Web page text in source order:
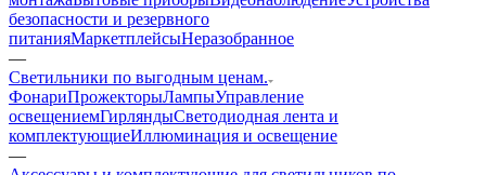
безопасности и резервного
питанияМаркетплейсыНеразобранное
—
Светильники по выгодным ценам.
ФонариПрожекторыЛампыУправление
освещениемГирляндыСветодиодная лента и
комплектующиеИллюминация и освещение
—